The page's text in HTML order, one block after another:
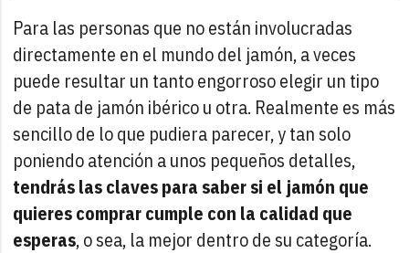
Para las personas que no están involucradas
directamente en el mundo del jamón, a veces
puede resultar un tanto engorroso elegir un tipo
de pata de jamón ibérico u otra. Realmente es más
sencillo de lo que pudiera parecer, y tan solo
poniendo atención a unos pequeños detalles,
tendrás las claves para saber si el jamón que
quieres comprar cumple con la calidad que
esperas, o sea, la mejor dentro de su categoría.